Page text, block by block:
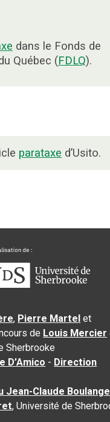
dans le Fonds de
Québec (FDLQ).
parataxe d’Usito.
, Pierre Martel et
de Louis Mercier
Sherbrooke
D’Amico - Direction
Jean-Claude
, Université de